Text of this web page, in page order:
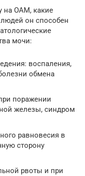
на ОАМ, какие
он способен
мочи:
воспаления,
обмена
поражении
железы, синдром
равновесия в
сторону
рвоты и при